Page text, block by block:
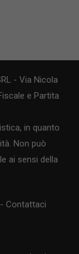
- Via Nicola
e Partita
in quanto
Non può
ai sensi della
Contattaci